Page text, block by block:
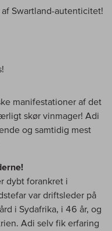
Swartland-autenticitet!
manifestationer af det
skør vinmager! Adi
og samtidig mest
dybt forankret i
var driftsleder på
i Sydafrika, i 46 år, og
Adi selv fik erfaring